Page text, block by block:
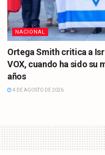
NACIONAL
Ortega Smith critica a
VOX, cuando ha sido su
años
4 DE AGOSTO DE 2026